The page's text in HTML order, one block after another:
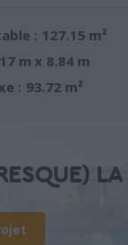
: 127.15 m²
m x 8.84 m
: 93.72 m²